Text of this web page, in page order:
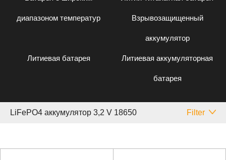
диапазоном температур Взрывозащищенный
аккумулятор
Литиевая батарея Литиевая аккумуляторная
батарея
LiFePO4 аккумулятор 3,2 V 18650 Filter